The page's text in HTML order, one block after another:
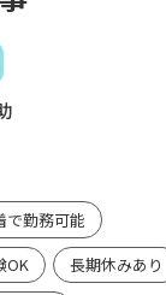
で勤務可能
OK
長期休みあり